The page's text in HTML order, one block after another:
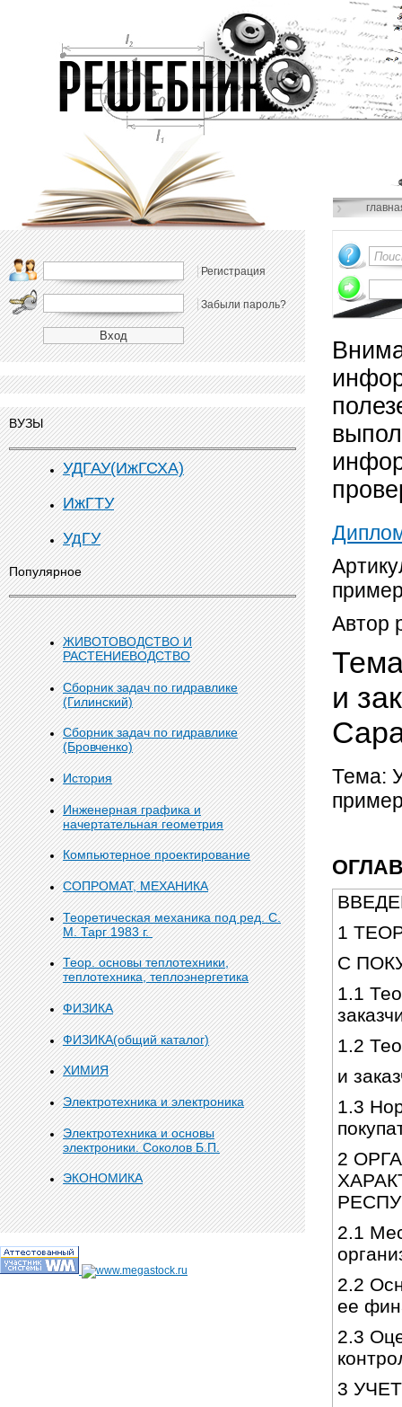
Регистрация
Забыли пароль?
ВУЗЫ
УДГАУ(ИжГСХА)
ИжГТУ
УдГУ
Популярное
ЖИВОТОВОДСТВО И
РАСТЕНИЕВОДСТВО
Сборник задач по гидравлике
(Гилинский)
Сборник задач по гидравлике
(Бровченко)
История
Инженерная графика и
начертательная геометрия
Компьютерное проектирование
СОПРОМАТ, МЕХАНИКА
Теоретическая механика под ред. С.
М. Тарг 1983 г.
Теор. основы теплотехники,
теплотехника, теплоэнергетика
ФИЗИКА
ФИЗИКА(общий каталог)
ХИМИЯ
Электротехника и электроника
Электротехника и основы
электроники. Соколов Б.П.
ЭКОНОМИКА
Автор
и
Тема:
1
С
1.1
1.2
и
1.3
2
2.1
2.2
ее
2.3
3